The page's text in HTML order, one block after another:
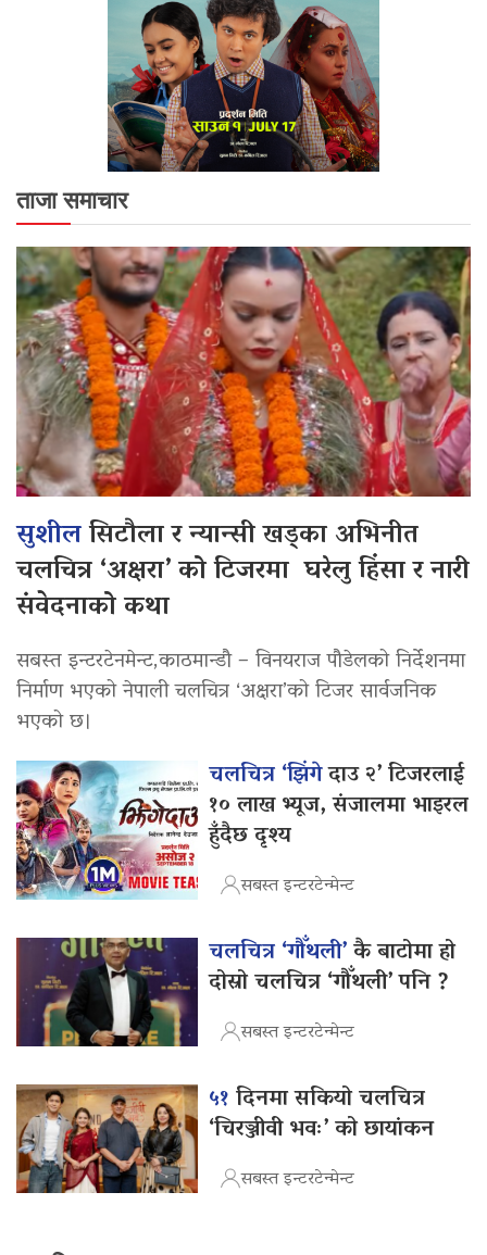
ताजा समाचार
सुशीलसिटौला र न्यान्सी खड्का अभिनीत
चलचित्र ‘अक्षरा’ को टिजरमा घरेलु हिंसा र नारी
संवेदनाको कथा
सबस्त इन्टरटेनमेन्ट,काठमान्डौ – विनयराज पौडेलको निर्देशनमा
निर्माण भएको नेपाली चलचित्र ‘अक्षरा’को टिजर सार्वजनिक
भएको छ।
चलचित्र ‘झिंगेदाउ २’ टिजरलाई
१० लाख भ्यूज, संजालमा भाइरल
हुँदैछ दृश्य
सबस्त इन्टरटेन्मेन्ट
चलचित्र ‘गौँथली’कै बाटोमा हो
दोस्रो चलचित्र ‘गौँथली’ पनि ?
सबस्त इन्टरटेन्मेन्ट
५१दिनमा सकियो चलचित्र
‘चिरञ्जीवी भवः’ को छायांकन
सबस्त इन्टरटेन्मेन्ट